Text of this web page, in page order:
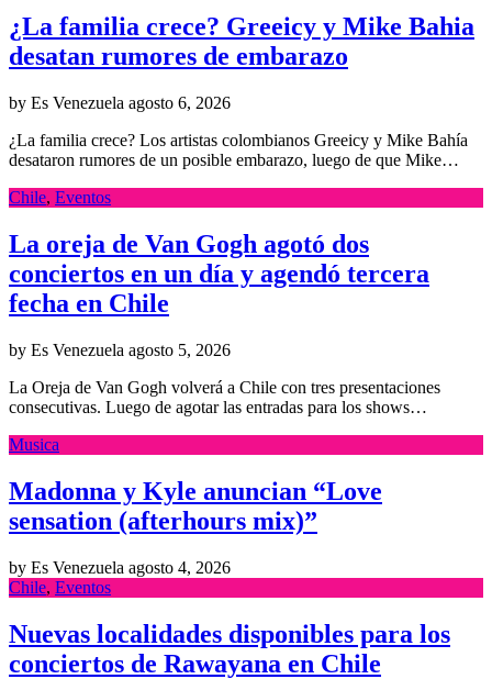
¿La familia crece? Greeicy y Mike Bahia
desatan rumores de embarazo
by Es Venezuela agosto 6, 2026
¿La familia crece? Los artistas colombianos Greeicy y Mike Bahía
desataron rumores de un posible embarazo, luego de que Mike…
Chile, Eventos
La oreja de Van Gogh agotó dos
conciertos en un día y agendó tercera
fecha en Chile
by Es Venezuela agosto 5, 2026
La Oreja de Van Gogh volverá a Chile con tres presentaciones
consecutivas. Luego de agotar las entradas para los shows…
Musica
Madonna y Kyle anuncian “Love
sensation (afterhours mix)”
by Es Venezuela agosto 4, 2026
Chile, Eventos
Nuevas localidades disponibles para los
conciertos de Rawayana en Chile